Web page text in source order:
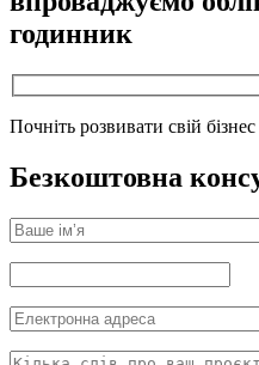
годинник
Почніть розвивати свій
Безкоштовна